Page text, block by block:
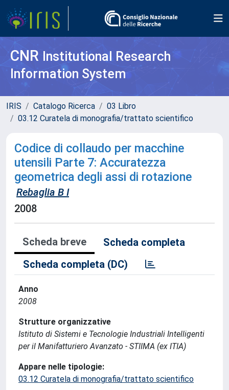
CNR Institutional Research
Information System
IRIS Catalogo Ricerca
03 Libro
03.12 Curatela di monografia/trattato scientifico
Codice di collaudo per macchine
utensili Parte 7: Accuratezza
geometrica degli assi di rotazione
Rebaglia B I
2008
Scheda breve
Scheda completa
Scheda completa (DC)
Anno
2008
Strutture organizzative
Istituto di Sistemi e Tecnologie Industriali Intelligenti
per il Manifatturiero Avanzato - STIIMA (ex ITIA)
Appare nelle tipologie:
03.12 Curatela di monografia/trattato scientifico